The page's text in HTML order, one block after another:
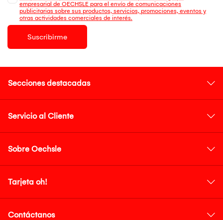
empresarial de OECHSLE para el envío de comunicaciones
publicitarias sobre sus productos, servicios, promociones, eventos y
otras actividades comerciales de interés.
Suscribirme
Secciones destacadas
Servicio al Cliente
Sobre Oechsle
Tarjeta oh!
Contáctanos